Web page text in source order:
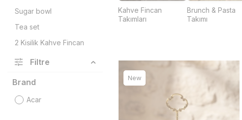
Sugar bowl
Tea set
2 Kişilik Kahve Fincan
6 Kişilik Kahve Fincan
Koleksiyonu
Filtre
Brand
Acar
Kahve Fincan
Takımları
Brunch & Pasta
Takımı
New